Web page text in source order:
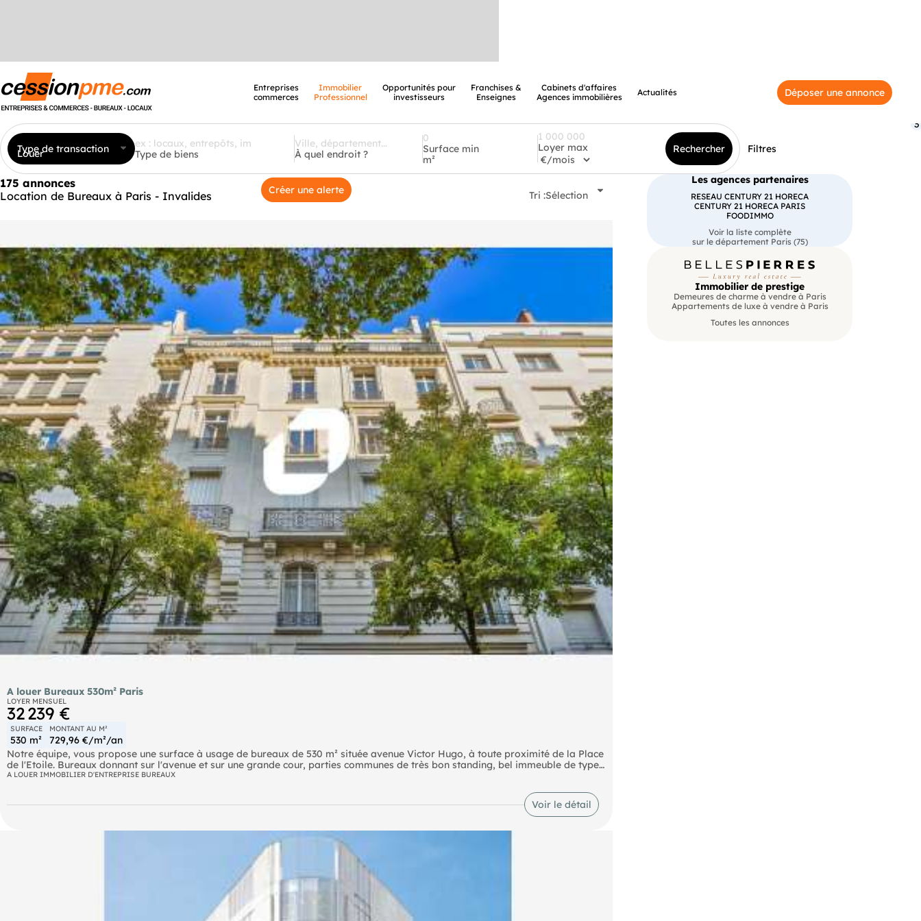
Entreprises
commerces
Immobilier
Professionnel
Opportunités pour
investisseurs
Franchises &
Enseignes
Cabinets d'affaires
Agences immobilières
Actualités Déposer une annonce
Type de transaction
Louer Type de biens À quel endroit ?
Surface min
m²
Loyer max Rechercher Filtres
3
175 annonces
Location de Bureaux à Paris - Invalides
Créer une alerte Tri :Sélection
A louer Bureaux 530m² Paris
LOYER MENSUEL
32 239 €
SURFACE
530 m²
MONTANT AU M²
729,96 €/m²/an
Notre équipe, vous propose une surface à usage de bureaux de 530 m² située avenue Victor Hugo, à toute proximité de la Place
de l'Etoile. Bureaux donnant sur l'avenue et sur une grande cour, parties communes de très bon standing, bel immeuble de type
haussmannien. Les bureaux se compose de 13 bureaux et 3 salles de réunions reprenant des beaux volumes et une belle
RER Charles de Gaulle Etoile (A) Metro Charles de Gaulle Etoile (1, 2, 6) Metro Kléber (6) Autoroute Boulevard Périphérique
(Porte Dauphine)
A LOUER IMMOBILIER D'ENTREPRISE BUREAUX
Voir le détail
Les agences partenaires
RESEAU CENTURY 21 HORECA
CENTURY 21 HORECA PARIS
FOODIMMO
Voir la liste complète
sur le département Paris (75)
Immobilier de prestige
Demeures de charme à vendre à Paris
Appartements de luxe à vendre à Paris
Toutes les annonces